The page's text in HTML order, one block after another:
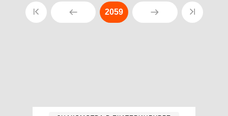
2059